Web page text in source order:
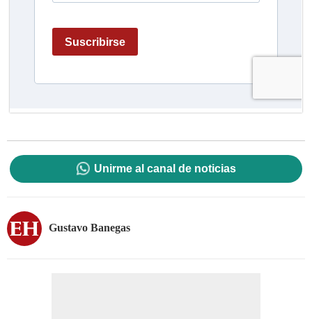
Unirme al canal de noticias
Gustavo Banegas